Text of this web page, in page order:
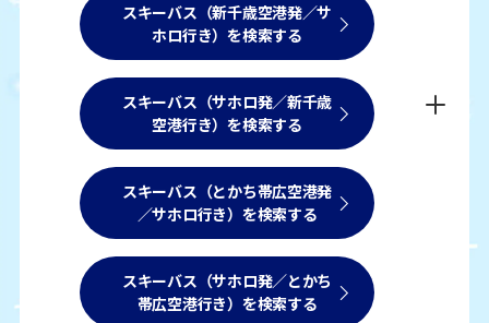
スキーバス（新千歳空港発／サ
ホロ行き）を検索する
スキーバス（サホロ発／新千歳
空港行き）を検索する
スキーバス（とかち帯広空港発
／サホロ行き）を検索する
スキーバス（サホロ発／とかち
帯広空港行き）を検索する